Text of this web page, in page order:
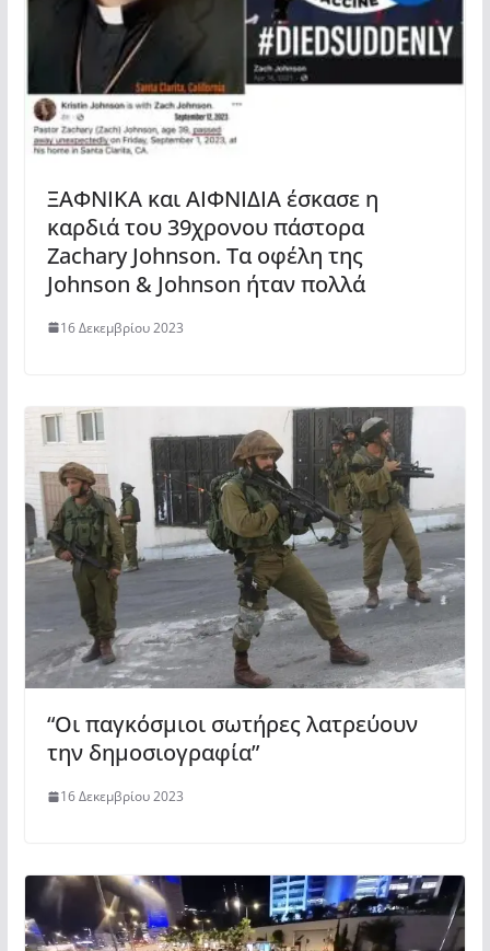
ΞΑΦΝΙΚΑ και ΑΙΦΝΙΔΙΑ έσκασε η
καρδιά του 39χρονου πάστορα
Zachary Johnson. Τα οφέλη της
Johnson & Johnson ήταν πολλά
16 Δεκεμβρίου 2023
“Οι παγκόσμιοι σωτήρες λατρεύουν
την δημοσιογραφία”
16 Δεκεμβρίου 2023